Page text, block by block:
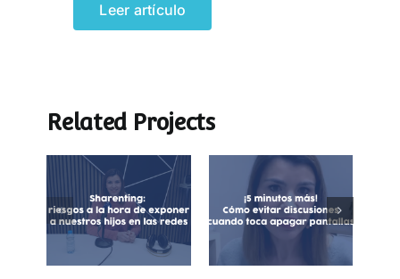
Leer artículo
Related Projects
Sharenting:
exposición de
menores en
redes sociales
Cómo evitar
discusiones
cuando toca